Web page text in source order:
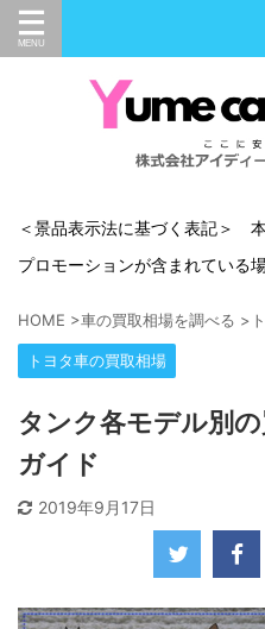
＜景品表示法に基づく表記＞
プロモーションが含まれている
HOME >車の買取相場を調べる >
トヨタ車の買取相場
タンク各モデル別
ガイド
2019年9月17日